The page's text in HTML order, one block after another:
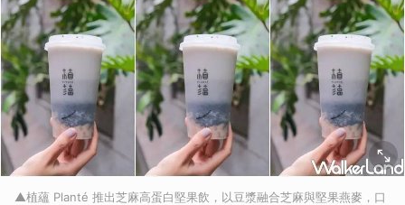
▲植蘊 Planté 推出芝麻高蛋白堅果飲，以豆漿融合芝麻與堅果燕麥，口